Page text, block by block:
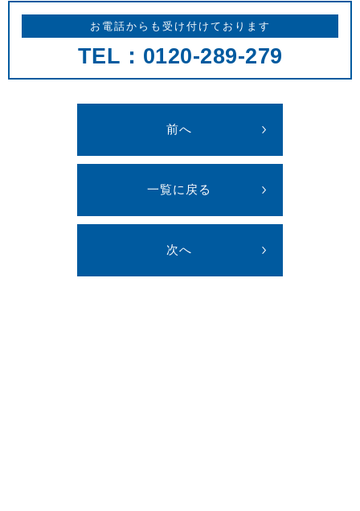
お電話からも受け付けております
TEL：0120-289-279
前へ
一覧に戻る
次へ